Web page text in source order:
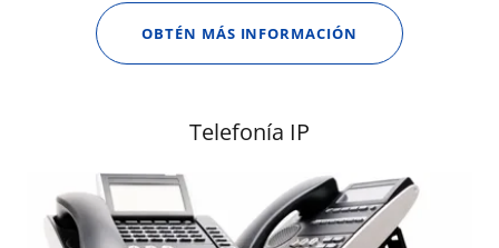
OBTÉN MÁS INFORMACIÓN
Telefonía IP